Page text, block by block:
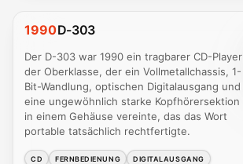
1990D-303
Der D-303 war 1990 ein tragbarer CD-Player
der Oberklasse, der ein Vollmetallchassis, 1-
Bit-Wandlung, optischen Digitalausgang und
eine ungewöhnlich starke Kopfhörersektion
in einem Gehäuse vereinte, das das Wort
portable tatsächlich rechtfertigte.
CD FERNBEDIENUNG
DIGITALAUSGANG